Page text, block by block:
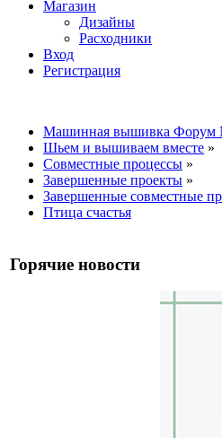
Магазин
Дизайны
Расходники
Вход
Регистрация
Машинная вышивка Форум
Шьем и вышиваем вместе »
Совместные процессы »
Завершенные проекты »
Завершенные совместные
Птица счастья
Горячие новости